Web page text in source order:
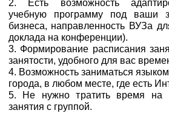
2. Есть возможность
учебную программу под ваши
бизнеса, направленность ВУЗа
доклада на конференции).
3. Формирование расписания
занятости, удобного для вас
4. Возможность заниматься
города, в любом месте, где есть
5. Не нужно тратить время на
занятия с группой.